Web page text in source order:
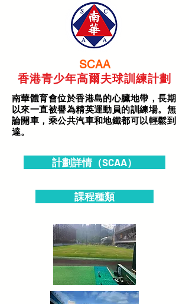
SCAA
香港青少年高爾夫球訓練計劃
南華體育會位於香港島的心臟地帶，長期
以來一直被譽為精英運動員的訓練場。無
論開車，乘公共汽車和地鐵都可以輕鬆到
達。
計劃詳情（SCAA）
課程種類